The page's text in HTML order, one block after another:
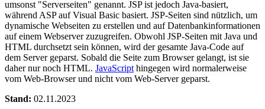
umsonst "Serverseiten" genannt. JSP ist jedoch Java-basiert,
während ASP auf Visual Basic basiert. JSP-Seiten sind nützlich, um
dynamische Webseiten zu erstellen und auf Datenbankinformationen
auf einem Webserver zuzugreifen. Obwohl JSP-Seiten mit Java und
HTML durchsetzt sein können, wird der gesamte Java-Code auf
dem Server geparst. Sobald die Seite zum Browser gelangt, ist sie
daher nur noch HTML. JavaScript hingegen wird normalerweise
vom Web-Browser und nicht vom Web-Server geparst.
Stand: 02.11.2023